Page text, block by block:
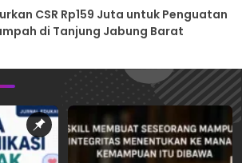
CSR Rp159 Juta untuk Penguatan
di Tanjung Jabung Barat